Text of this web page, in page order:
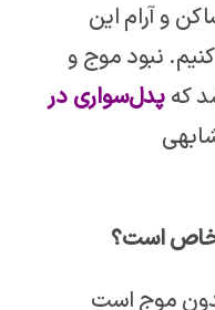
و آرام این
نبود موج و
کهپدل‌سواری در
خاص است؟
موج است